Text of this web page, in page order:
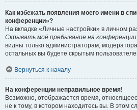
Как избежать появления моего имени в
конференции»?
На вкладке «Личные настройки» в личном
Скрывать моё пребывание на конференции
видны только администраторам,
остальных вы будете скрытым
Вернуться к началу
На конференции неправильное время!
Возможно, отображается время,
не к тому, в котором находитесь вы. В этом